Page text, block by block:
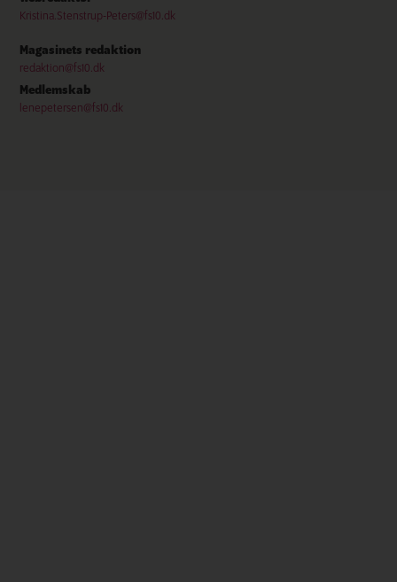
Kristina.Stenstrup-Peters@fs10.dk
Magasinets redaktion
redaktion@fs10.dk
Medlemskab
lenepetersen@fs10.dk